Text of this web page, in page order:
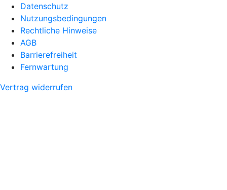
Datenschutz
Nutzungsbedingungen
Rechtliche Hinweise
AGB
Barrierefreiheit
Fernwartung
Vertrag widerrufen